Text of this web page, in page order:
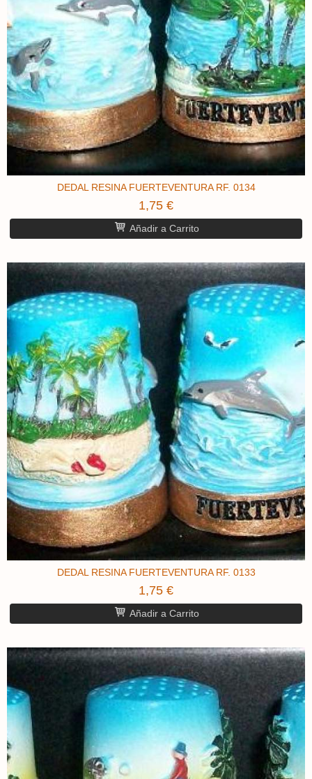
DEDAL RESINA FUERTEVENTURA RF. 0134
1,75 €
Añadir a Carrito
DEDAL RESINA FUERTEVENTURA RF. 0133
1,75 €
Añadir a Carrito